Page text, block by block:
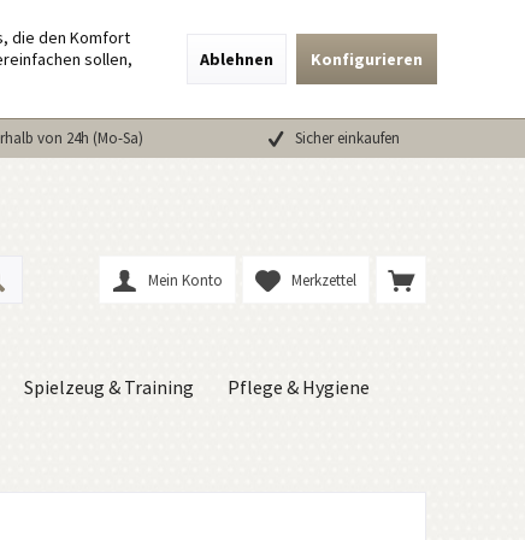
die den Komfort
sollen,
Ablehnen Konfigurieren
von 24h (Mo-Sa) Sicher einkaufen
Merkzettel
Mein Konto
Spielzeug & Training Pflege & Hygiene